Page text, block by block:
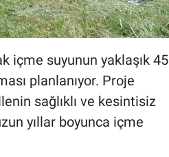
içme suyunun yaklaşık 45
planlanıyor. Proje
sağlıklı ve kesintisiz
yıllar boyunca içme